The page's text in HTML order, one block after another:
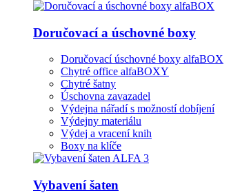
Doručovací a úschovné boxy
Doručovací úschovné boxy alfaBOX
Chytré office alfaBOXY
Chytré šatny
Úschovna zavazadel
Výdejna nářadí s možností dobíjení
Výdejny materiálu
Výdej a vracení knih
Boxy na klíče
Vybavení šaten